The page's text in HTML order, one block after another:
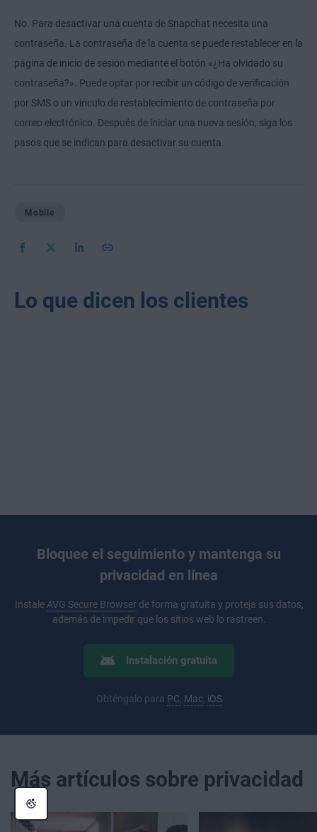
No. Para desactivar una cuenta de Snapchat necesita una
contraseña. La contraseña de la cuenta se puede restablecer en la
página de inicio de sesión mediante el botón «¿Ha olvidado su
contraseña?». Puede optar por recibir un código de verificación
por SMS o un vínculo de restablecimiento de contraseña por
correo electrónico. Después de iniciar una nueva sesión, siga los
pasos que se indican para desactivar su cuenta.
Mobile
Lo que dicen los clientes
Bloquee el seguimiento y mantenga su
privacidad en línea
Instale AVG Secure Browserde forma gratuita y proteja sus datos,
además de impedir que los sitios web lo rastreen.
Instalación gratuita
Obténgalo para PC Mac, iOS
Más artículos sobre privacidad